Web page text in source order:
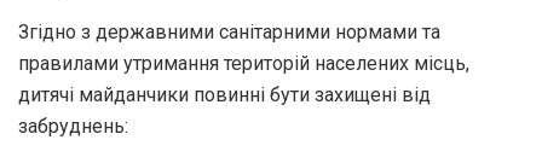
Згідно з державними санітарними нормами та
правилами утримання територій населених місць,
дитячі майданчики повинні бути захищені від
забруднень: